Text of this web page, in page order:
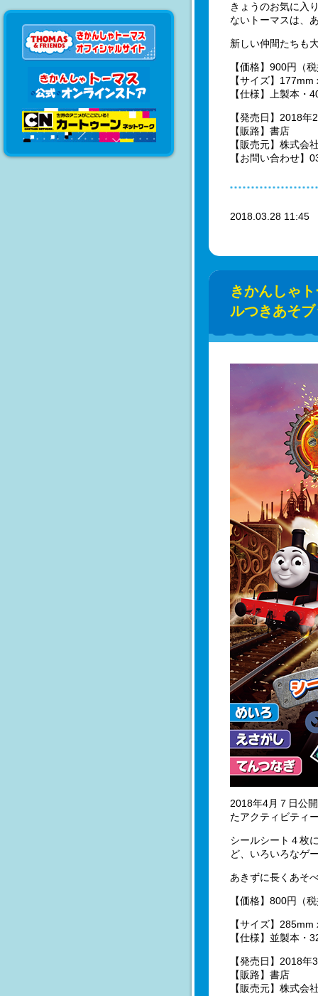
きょうのお気に入
ないトーマスは、
新しい仲間たちも
【価格】900円（
【サイズ】
【仕様】上製本・
【発売日】2018年
【販路】書店
【販売元】株式会
【お問い合わせ】
2018.03.28
きかんしゃ
ルつきあそ
2018年4月７日公
たアクティビティ
シールシート４枚
ど、いろいろなゲ
あきずに長くあそ
【価格】800円（
【サイズ】
【仕様】並製本・
【発売日】2018年
【販路】書店
【販売元】株式会